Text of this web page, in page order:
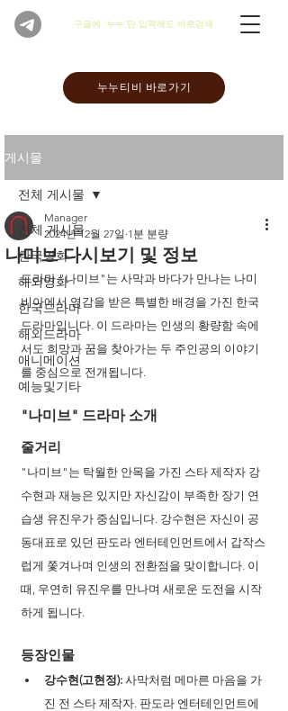
​구글에 '누누'만 입력해도 바로검색
누누티비 바로가기
게시물
전체 게시물
한국영화
해외영화
한국드라마
해외드라마
애니메이션
예능및기타
전체 게시물
나미브 다시보기 및 정보
Manager
2024년 12월 27일 1분 분량
드라마 "나미브"는 사막과 바다가 만나는 나미
비아에서 영감을 받은 특별한 배경을 가진 한국
드라마입니다. 이 드라마는 인생의 황량함 속에
서도 희망과 꿈을 찾아가는 두 주인공의 이야기
를 중심으로 전개됩니다.
"나미브" 드라마 소개
줄거리
"나미브"는 탁월한 안목을 가진 스타 제작자 강
수현과 재능은 있지만 자신감이 부족한 장기 연
습생 유진우가 중심입니다. 강수현은 자신이 공
동대표로 있던 판도라 엔터테인먼트에서 갑작스
럽게 쫓겨나며 인생의 전환점을 맞이합니다. 이
때, 우연히 유진우를 만나며 새로운 도전을 시작
하게 됩니다.
등장인물
강수현(고현정): 사막처럼 메마른 마음을 가
진 전 스타 제작자. 판도라 엔터테인먼트에